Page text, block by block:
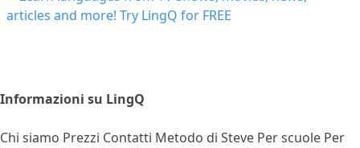
Informazioni su LingQ
Chi siamo Prezzi Contatti Metodo di Steve Per scuole Per